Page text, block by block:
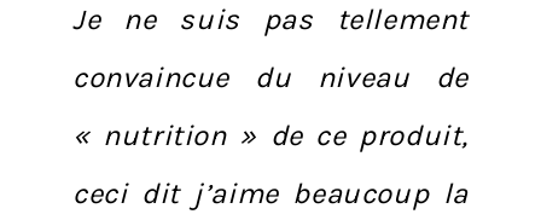
Je ne suis pas tellement
convaincue du niveau de
« nutrition » de ce produit,
ceci dit j’aime beaucoup la